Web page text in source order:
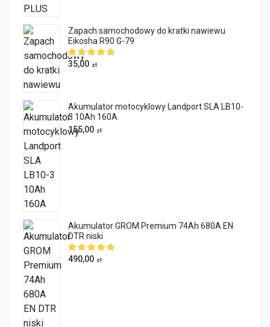
Zapach samochodowy do kratki nawiewu
Eikosha R90 G-79
35,00 zł
Akumulator motocyklowy Landport SLA LB10-
3 10Ah 160A
155,00 zł
Akumulator GROM Premium 74Ah 680A EN
DTR niski
490,00 zł